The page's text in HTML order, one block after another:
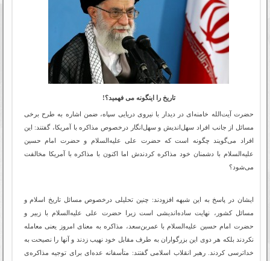
تاریخ را اینگونه می فهمید؟!
حضرت آیت‌الله خامنه‌ای در دیدار با نیروی دریایی سپاه، ضمن اشاره به طرح برخی
مسائل از جانب افراد سهل‌اندیش و سهل‌انگار درخصوص مذاکره با آمریکا، گفتند: این
افراد می‌گویند چگونه است که حضرت علی علیه‌السلام و حضرت امام حسین
علیه‌السلام با دشمنان خود مذاکره کردندش اما اکنون با مذاکره با آمریکا مخالفت
می‌شود؟
ایشان در پاسخ به این شبهه افزودند: چنین تحلیلی درخصوص مسائل تاریخ اسلام و
مسائل کشور، نهایت ساده‌اندیشی است زیرا حضرت علی علیه‌السلام با زبیر و
حضرت امام حسین علیه‌السلام با عمربن‌سعد، مذاکره به معنای امروز یعنی معامله
نکردند بلکه هر دوی این بزرگواران به طرف مقابل خود نهیب زدند و آنها را نصیحت به
خداترسی کردند. رهبر انقلاب اسلامی گفتند: متأسفانه عده‌ای برای توجیه مذاکره‌ی